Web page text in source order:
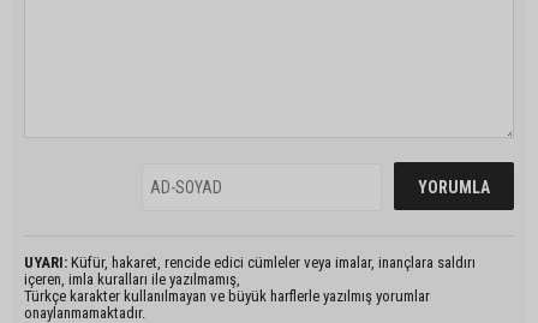
UYARI: Küfür, hakaret, rencide edici cümleler veya imalar, inançlara saldırı
içeren, imla kuralları ile yazılmamış,
Türkçe karakter kullanılmayan ve büyük harflerle yazılmış yorumlar
onaylanmamaktadır.